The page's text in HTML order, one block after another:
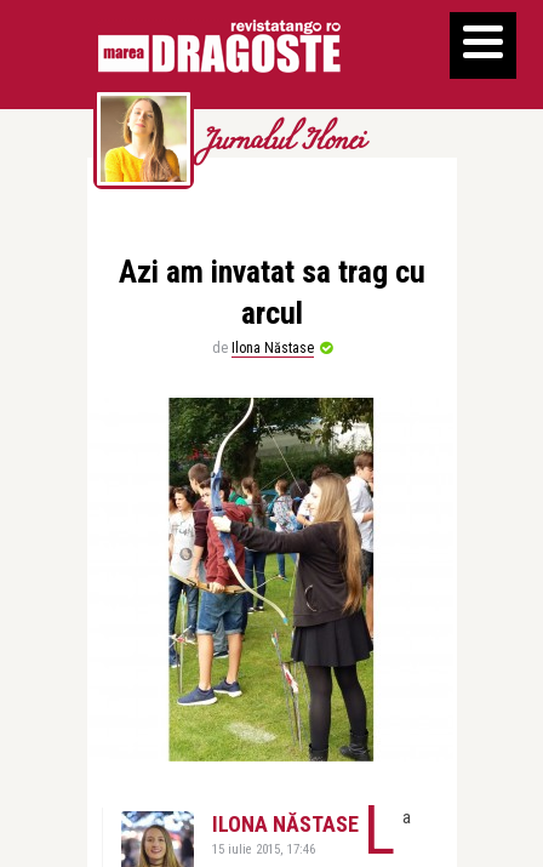
Jurnalul Ilonei
Azi am invatat sa trag cu
arcul
de Ilona Năstase
ILONA NĂSTASE
15 iulie 2015, 17:46 L a